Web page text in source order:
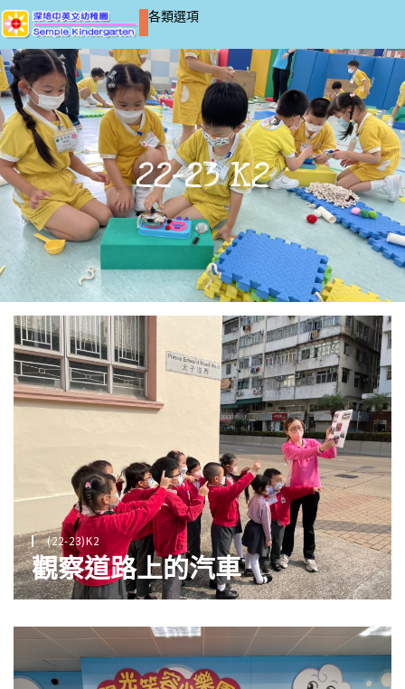
各類選項
22-23 K2
(22-23)K2
觀察道路上的汽車